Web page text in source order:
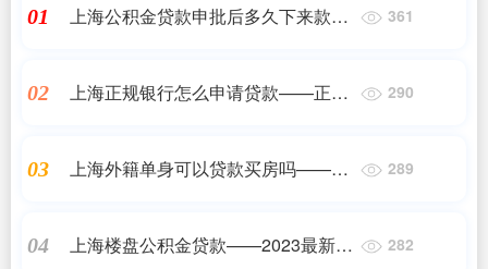
01
上海公积金贷款申批后多久下来款
361
02
上海正规银行怎么申请贷款——正规
290
03
上海外籍单身可以贷款买房吗——
289
04
上海楼盘公积金贷款——2023最新更
282